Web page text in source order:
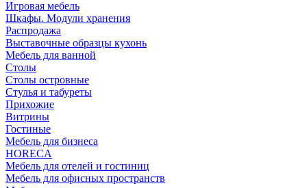
Игровая мебель
Шкафы. Модули хранения
Распродажа
Выставочные образцы кухонь
Мебель для ванной
Столы
Столы островные
Стулья и табуреты
Прихожие
Витрины
Гостиные
Мебель для бизнеса
HORECA
Мебель для отелей и гостиниц
Мебель для офисных пространств